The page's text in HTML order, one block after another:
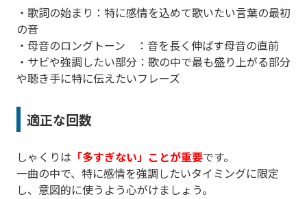
・歌詞の始まり：特に感情を込めて歌いたい言葉の最初
の音
・母音のロングトーン ：音を長く伸ばす母音の直前
・サビや強調したい部分：歌の中で最も盛り上がる部分
や聴き手に特に伝えたいフレーズ
適正な回数
しゃくりは 「多すぎない」ことが重要です。
一曲の中で、特に感情を強調したいタイミングに限定
し、意図的に使うよう心がけましょう。